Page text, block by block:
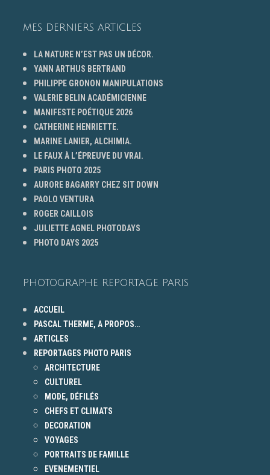
MES DERNIERS ARTICLES
LA NATURE N’EST PAS UN DÉCOR.
YANN ARTHUS BERTRAND
PHILIPPE GRONON MANIPULATIONS
VALERIE BELIN ACADÉMICIENNE
MANIFESTE POÉTIQUE 2026
CATHERINE HENRIETTE.
MARINE LANIER, ALCHIMIA.
LE FAUX À L’ÉPREUVE DU VRAI.
PARIS PHOTO 2025
AURORE BAGARRY CHEZ SIT DOWN
PAOLO VENTURA
ROGER CAILLOIS
JULIETTE AGNEL PHOTODAYS
PHOTO DAYS 2025
PHOTOGRAPHE REPORTAGE PARIS
ACCUEIL
PASCAL THERME, A PROPOS…
ARTICLES
REPORTAGES PHOTO PARIS
ARCHITECTURE
CULTUREL
MODE, DÉFILÉS
CHEFS ET CLIMATS
DECORATION
VOYAGES
PORTRAITS DE FAMILLE
EVENEMENTIEL